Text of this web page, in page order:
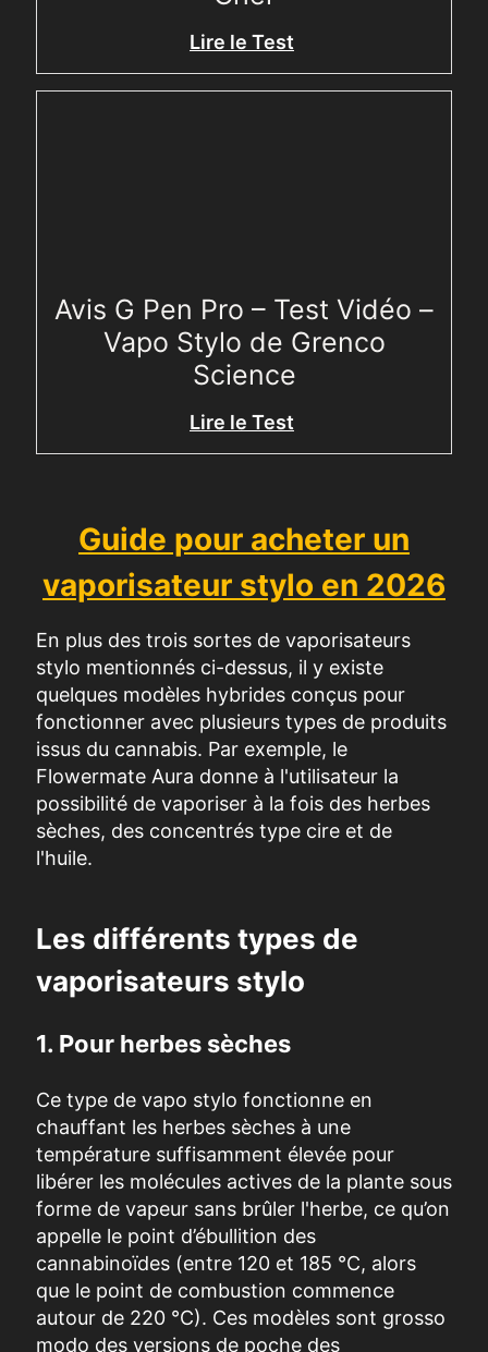
Lire le Test
Avis G Pen Pro – Test Vidéo –
Vapo Stylo de Grenco
Science
Lire le Test
Guide pour acheter un
vaporisateur stylo en 2026
En plus des trois sortes de vaporisateurs
stylo mentionnés ci-dessus, il y existe
quelques modèles hybrides conçus pour
fonctionner avec plusieurs types de produits
issus du cannabis. Par exemple, le
Flowermate Aura donne à l'utilisateur la
possibilité de vaporiser à la fois des herbes
sèches, des concentrés type cire et de
l'huile.
Les différents types de
vaporisateurs stylo
1. Pour herbes sèches
Ce type de vapo stylo fonctionne en
chauffant les herbes sèches à une
température suffisamment élevée pour
libérer les molécules actives de la plante sous
forme de vapeur sans brûler l'herbe, ce qu’on
appelle le point d’ébullition des
cannabinoïdes (entre 120 et 185 °C, alors
que le point de combustion commence
autour de 220 °C). Ces modèles sont grosso
modo des versions de poche des